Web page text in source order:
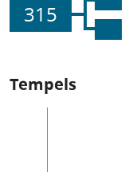
315
Tempels